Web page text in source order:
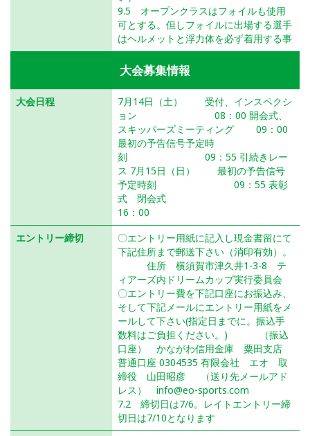
9.5 オープンクラスはフォイルも使用
可とする。但しフォイルに出場する選手
はヘルメットと浮力体を必ず着用する事
大会募集情報
大会日程
7月14日（土） 受付、インスペクシ
ョン 08：00 開会式、
スキッパーズミーティング 09：00
最初の予告信号予定時
刻 09：55 引続きレー
ス 7月15日（日） 最初の予告信号
予定時刻 09：55 表彰
式 閉会式
16：00
エントリー締切
〇エントリー用紙に記入し現金書留にて
下記住所まで郵送下さい（消印有効）。
住所 横須賀市津久井1-3-8 テ
ィアーズ内ドリームカップ実行委員会
〇エントリー費を下記口座にお振込み、
そして下記メールにエントリー用紙をメ
ールして下さい(指定日までに。振込手
数料はご負担ください。) （振込
口座） かながわ信用金庫 粟田支店
普通口座 0304535 有限会社 エオ 取
締役 山田昭彦 （送り先メールアド
レス） info@eo-sports.com
7.2 締切日は7/6。レイトエントリー締
切日は7/10となります